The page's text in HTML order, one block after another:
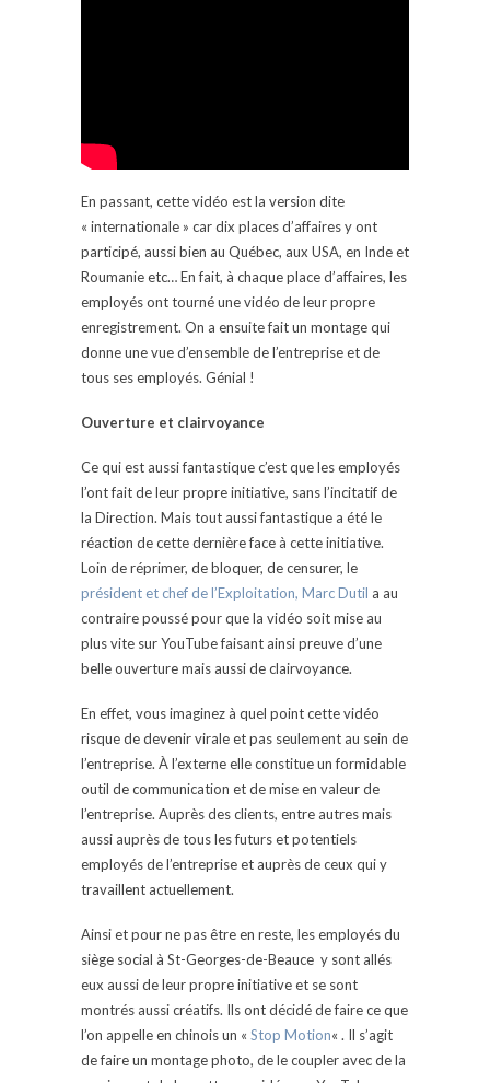
En passant, cette vidéo est la version dite
« internationale » car dix places d’affaires y ont
participé, aussi bien au Québec, aux USA, en Inde et
Roumanie etc… En fait, à chaque place d’affaires, les
employés ont tourné une vidéo de leur propre
enregistrement. On a ensuite fait un montage qui
donne une vue d’ensemble de l’entreprise et de
tous ses employés. Génial !
Ouverture et clairvoyance
Ce qui est aussi fantastique c’est que les employés
l’ont fait de leur propre initiative, sans l’incitatif de
la Direction. Mais tout aussi fantastique a été le
réaction de cette dernière face à cette initiative.
Loin de réprimer, de bloquer, de censurer, le
président et chef de l’Exploitation, Marc Dutil a au
contraire poussé pour que la vidéo soit mise au
plus vite sur YouTube faisant ainsi preuve d’une
belle ouverture mais aussi de clairvoyance.
En effet, vous imaginez à quel point cette vidéo
risque de devenir virale et pas seulement au sein de
l’entreprise. À l’externe elle constitue un formidable
outil de communication et de mise en valeur de
l’entreprise. Auprès des clients, entre autres mais
aussi auprès de tous les futurs et potentiels
employés de l’entreprise et auprès de ceux qui y
travaillent actuellement.
Ainsi et pour ne pas être en reste, les employés du
siège social à St-Georges-de-Beauce y sont allés
eux aussi de leur propre initiative et se sont
montrés aussi créatifs. Ils ont décidé de faire ce que
l’on appelle en chinois un « Stop Motion« . Il s’agit
de faire un montage photo, de le coupler avec de la